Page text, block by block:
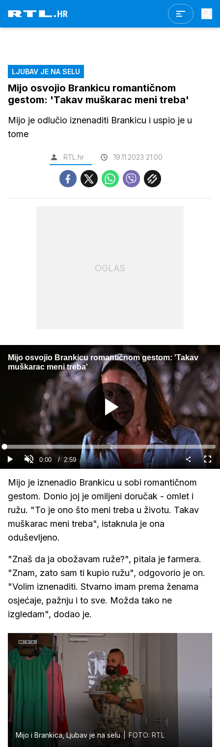
LJUBAV JE NA SELU
Mijo osvojio Brankicu romantičnom
gestom: 'Takav muškarac meni treba'
Mijo je odlučio iznenaditi Brankicu i uspio je u
tome
RTL.hr 19.11.2023 21:00
OGLAS
Mijo osvojio Brankicu romantičnom gestom: 'Takav
muškarac meni treba'
Gledaj
GledajUpali
zvuk
Current
Time
0:00 / Duration
2:59
Loaded:
0%
Mijo je iznenadio Brankicu u sobi romantičnom
gestom. Donio joj je omiljeni doručak - omlet i
ružu. "To je ono što meni treba u životu. Takav
muškarac meni treba", istaknula je ona
oduševljeno.
"Znaš da ja obožavam ruže?", pitala je farmera.
"Znam, zato sam ti kupio ružu", odgovorio je on.
"Volim iznenaditi. Stvarno imam prema ženama
osjećaje, pažnju i to sve. Možda tako ne
izgledam", dodao je.
Mijo i Brankica, Ljubav je na selu FOTO: RTL